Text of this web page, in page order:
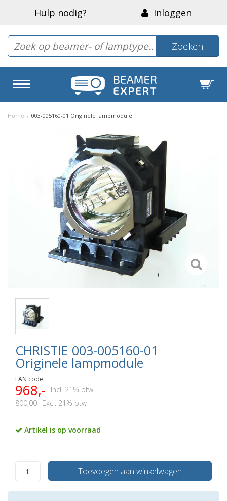
Hulp nodig? Inloggen
Zoeken
Home / 003-005160-01 Originele lampmodule
CHRISTIE 003-005160-01
Originele lampmodule
EAN code:
968,-
Incl. 21% btw
800,00 Excl. 21% btw
Artikel is op voorraad
Toevoegen aan winkelwagen